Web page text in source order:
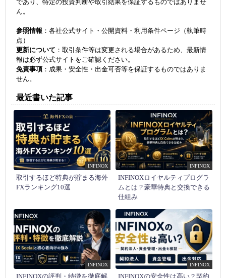
であり、特定の投資判断や取引結果を保証するものではありませ
ん。
参照情報 ：各社公式サイト・公開資料・利用条件ページ（執筆時
点）
更新について ：取引条件等は変更される場合があるため、最新情
報は必ず公式サイトをご確認ください。
免責事項 ：成果・安全性・出金可否等を保証するものではありま
せん。
最近書いた記事
INFINOX
取引するほど特典が貯まる海外
FXランキング10選
INFINOX
INFINOXロイヤルティプログラ
ムとは？豪華特典と交換できる
仕組み
INFINOX
INFINOXの評判・特徴を徹底解
INFINOX
INFINOXの安全性は高い？契約